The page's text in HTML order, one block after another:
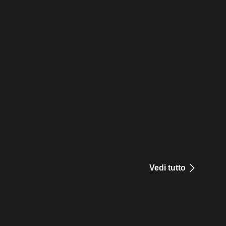
Vedi tutto